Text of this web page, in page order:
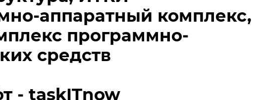
аппаратный комплекс,
программно-
средств
- taskITnow